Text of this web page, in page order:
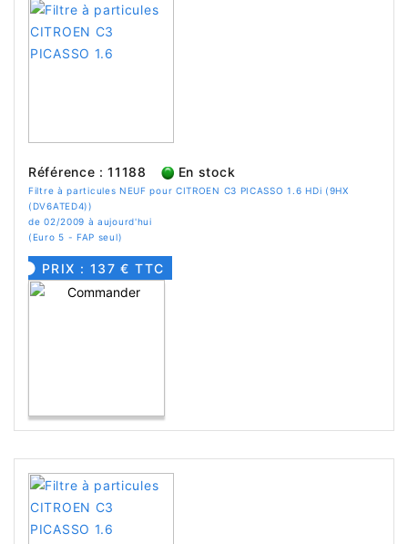
Référence : 11188 En stock
Filtre à particules NEUF pour CITROEN C3 PICASSO 1.6 HDi (9HX
(DV6ATED4))
de 02/2009 à aujourd'hui
(Euro 5 - FAP seul)
PRIX : 137 € TTC